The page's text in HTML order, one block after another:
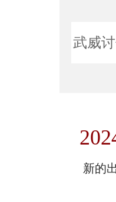
武威
新的